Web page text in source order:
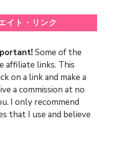
イト・リンク
Some of the
affiliate links. This
on a link and make a
a commission at no
I only recommend
that I use and believe